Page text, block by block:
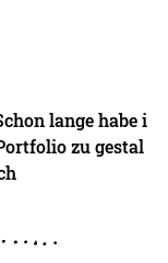
lange habe i
zu gestal